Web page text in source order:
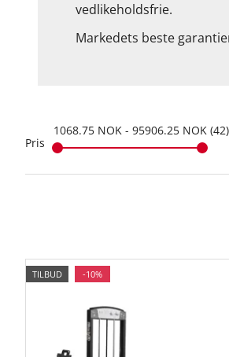
vedlikeholdsfrie.
Markedets beste
Pris
1068.75 NOK - 95906.25 NOK 42
TILBUD -10%